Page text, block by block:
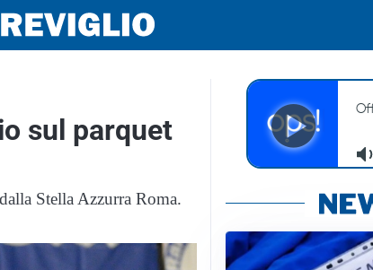
sul parquet
Stella Azzurra Roma.